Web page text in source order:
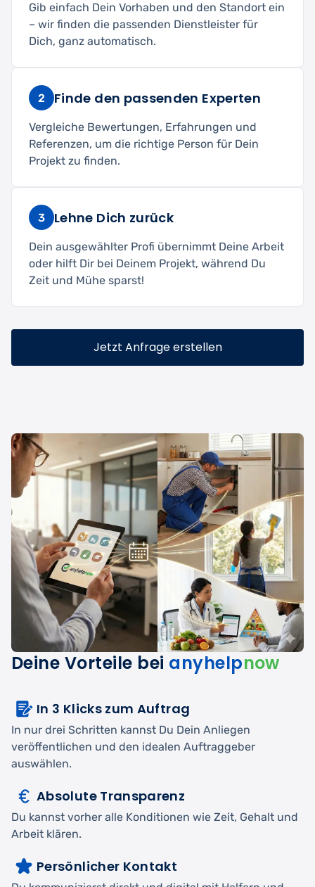
Gib einfach Dein Vorhaben und den Standort ein
– wir finden die passenden Dienstleister für
Dich, ganz automatisch.
2 Finde den passenden Experten
Vergleiche Bewertungen, Erfahrungen und
Referenzen, um die richtige Person für Dein
Projekt zu finden.
3 Lehne Dich zurück
Dein ausgewählter Profi übernimmt Deine Arbeit
oder hilft Dir bei Deinem Projekt, während Du
Zeit und Mühe sparst!
Jetzt Anfrage erstellen
Deine Vorteile bei anyhelpnow
In 3 Klicks zum Auftrag
In nur drei Schritten kannst Du Dein Anliegen
veröffentlichen und den idealen Auftraggeber
auswählen.
Absolute Transparenz
Du kannst vorher alle Konditionen wie Zeit, Gehalt und
Arbeit klären.
Persönlicher Kontakt